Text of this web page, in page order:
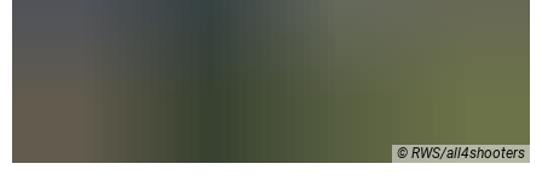
© RWS/all4shooters